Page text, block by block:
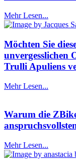
Mehr Lesen...
Möchten Sie
unvergesslichen
Trulli Apuliens
Mehr Lesen...
Warum die
Mehr Lesen...